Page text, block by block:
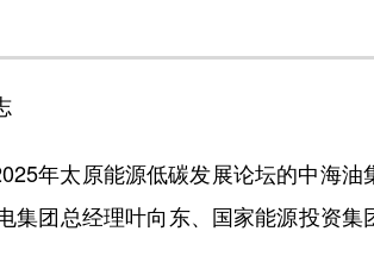
年太原能源低碳发展论坛的中海油
集团总经理叶向东、国家能源投资